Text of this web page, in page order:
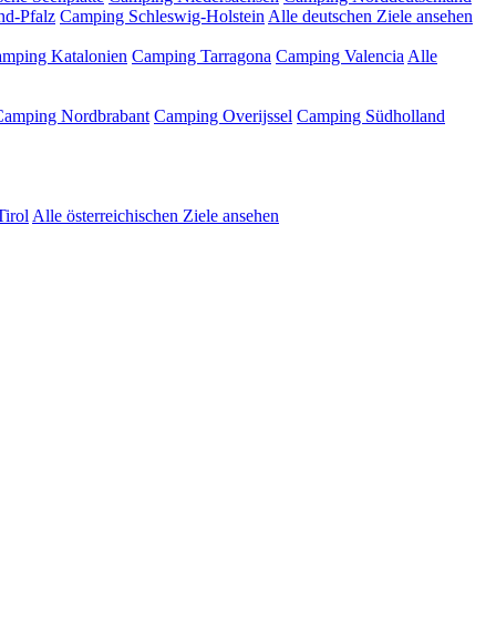
Pfalz Camping Schleswig-Holstein Alle deutschen Ziele ansehen
Katalonien Camping Tarragona Camping Valencia Alle
Nordbrabant Camping Overijssel Camping Südholland
Alle österreichischen Ziele ansehen